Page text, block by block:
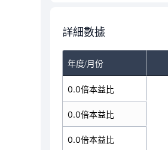
詳細數據
年度/月份
0.0倍本益比
0.0倍本益比
0.0倍本益比